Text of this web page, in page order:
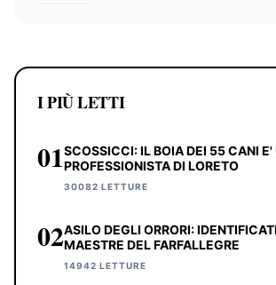
I PIÙ LETTI
01SCOSSICCI: IL BOIA DEI 55 CANI E'
PROFESSIONISTA DI LORETO
30082 LETTURE
02ASILO DEGLI ORRORI:
MAESTRE DEL FARFALLEGRE
14942 LETTURE